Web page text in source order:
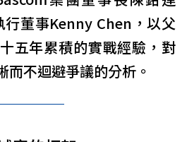
董事Kenny Chen，以父
五年累積的實戰經驗，對
而不迴避爭議的分析。